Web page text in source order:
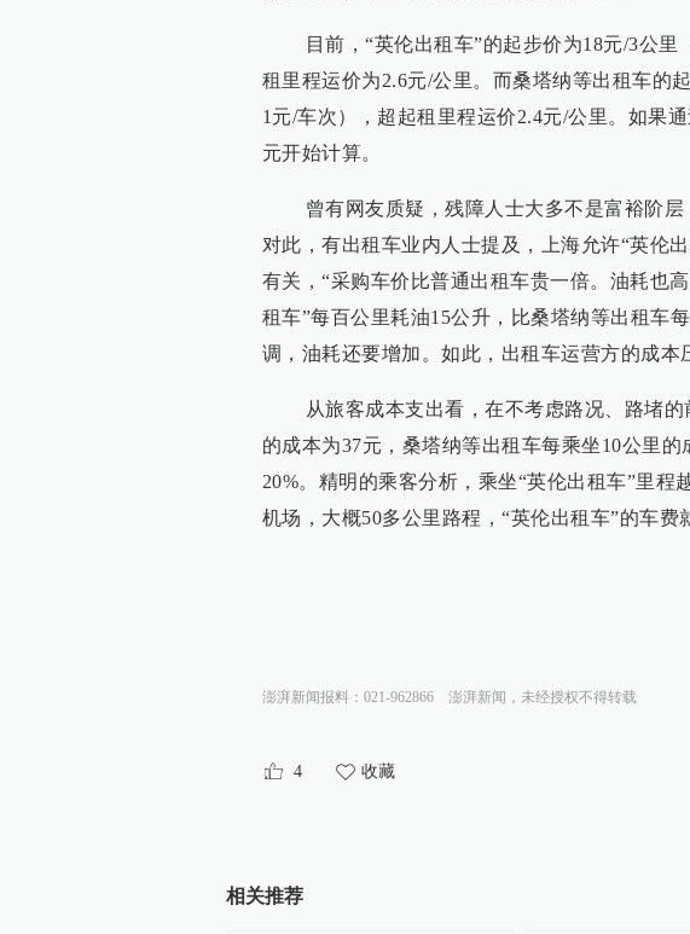
目前，“英伦出租车”的起步价为18元/3公里
租里程运价为2.6元/公里。而桑塔纳等出租车的
1元/车次），超起租里程运价2.4元/公里。如果
元开始计算。
曾有网友质疑，残障人士大多不是富裕阶层
对此，有出租车业内人士提及，上海允许“英伦
有关，“采购车价比普通出租车贵一倍。油耗也
租车”每百公里耗油15公升，比桑塔纳等出租车
调，油耗还要增加。如此，出租车运营方的成本
从旅客成本支出看，在不考虑路况、路堵的
的成本为37元，桑塔纳等出租车每乘坐10公里
20%。精明的乘客分析，乘坐“英伦出租车”里
机场，大概50多公里路程，“英伦出租车”的车费
澎湃新闻报料：021-962866 澎湃新闻，未经授权不得转载
4 收藏
相关推荐